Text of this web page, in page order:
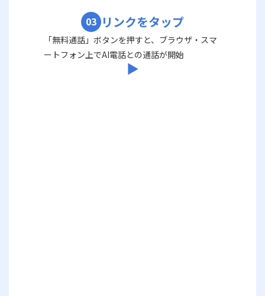
03 リンクをタップ
「無料通話」ボタンを押すと、ブラウザ・スマ
ートフォン上でAI電話との通話が開始